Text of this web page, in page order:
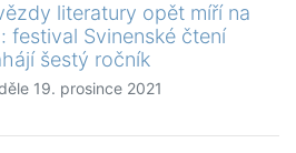
literatury opět míří na
festival Svinenské čtení
šestý ročník
19. prosince 2021